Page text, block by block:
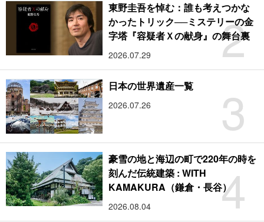
2
東野圭吾を悼む：誰も考えつかな
かったトリック──ミステリーの金
字塔『容疑者Ｘの献身』の舞台裏
2026.07.29
3
日本の世界遺産一覧
2026.07.26
4
豪雪の地と海辺の町で220年の時を
刻んだ伝統建築 : WITH
KAMAKURA（鎌倉・長谷）
2026.08.04